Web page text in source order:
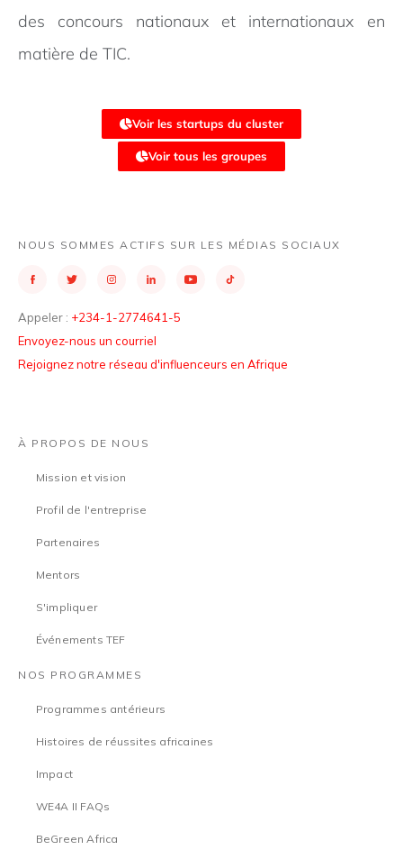
des concours nationaux et internationaux en
matière de TIC.
Voir les startups du cluster
Voir tous les groupes
NOUS SOMMES ACTIFS SUR LES MÉDIAS SOCIAUX
Appeler : +234-1-2774641-5
Envoyez-nous un courriel
Rejoignez notre réseau d'influenceurs en Afrique
À PROPOS DE NOUS
Mission et vision
Profil de l'entreprise
Partenaires
Mentors
S'impliquer
Événements TEF
NOS PROGRAMMES
Programmes antérieurs
Histoires de réussites africaines
Impact
WE4A II FAQs
BeGreen Africa